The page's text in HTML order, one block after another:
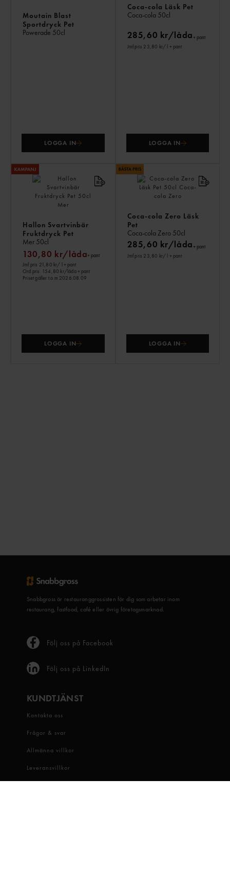
Moutain Blast
Sportdryck Pet
Powerade 50cl
LOGGA IN
Coca-cola Läsk Pet
Coca-cola 50cl
285,60 kr/låda+ pant
Jmf.pris 23,80 kr/ l + pant
LOGGA IN
Hallon Svartvinbär
Fruktdryck Pet
Mer 50cl
130,80 kr/låda+ pant
Jmf.pris 21,80 kr/ l + pant
Ord.pris
154,80 kr/låda+ pant
Priset gäller t.o.m 2026.08.09
LOGGA IN
Coca-cola Zero Läsk
Pet
Coca-cola Zero 50cl
285,60 kr/låda+ pant
Jmf.pris 23,80 kr/ l + pant
LOGGA IN
Snabbgross är restauranggrossisten för dig som arbetar inom
restaurang, fastfood, café eller övrig företagsmarknad.
Följ oss på Facebook
Följ oss på LinkedIn
KUNDTJÄNST
Kontakta oss
Frågor & svar
Allmänna villkor
Leveransvillkor